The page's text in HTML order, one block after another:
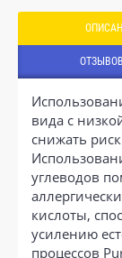
вида с
снижать
углеводов
кислоты,
усилению
процессов